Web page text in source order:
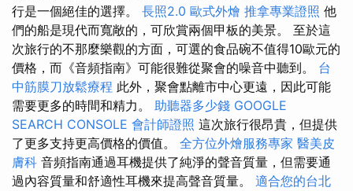
行是一個絕佳的選擇。 長照2.0 歐式外燴 推拿專業證照 他
們的船是現代而寬敞的，可欣賞兩個甲板的美景。 至於這
次旅行的不那麼樂觀的方面，可選的食品碗不值得10歐元的
價格，而《音頻指南》可能很難從聚會的噪音中聽到。 台
中筋膜刀放鬆療程 此外，聚會點離市中心更遠，因此可能
需要更多的時間和精力。 助聽器多少錢 GOOGLE
SEARCH CONSOLE 會計師證照 這次旅行很昂貴，但提供
了更多支持更高價格的價值。 全方位外燴服務專家 醫美皮
膚科 音頻指南通過耳機提供了純淨的聲音質量，但需要通
過內容質量和舒適性耳機來提高聲音質量。 適合您的台北